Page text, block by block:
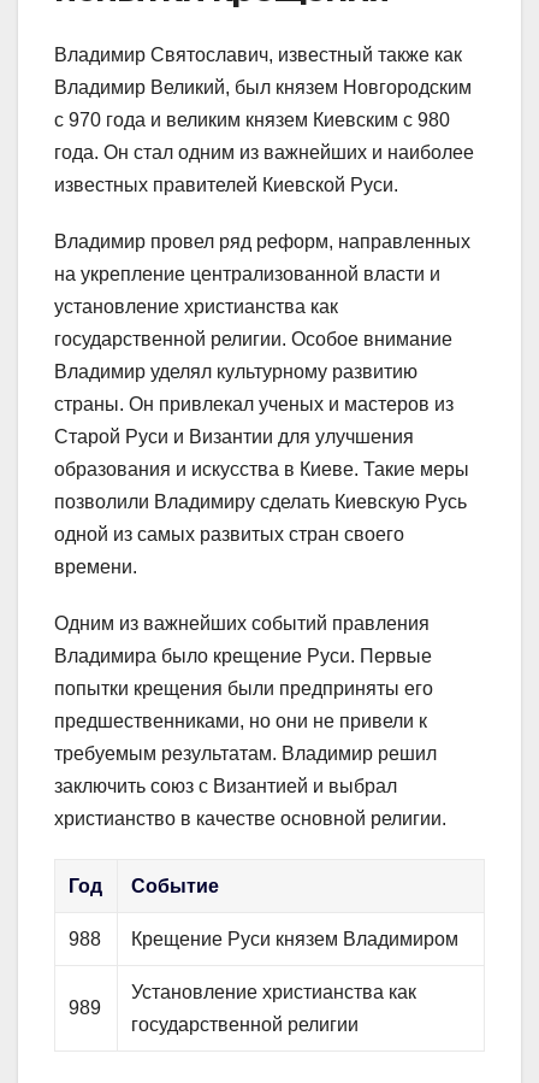
Владимир Святославич, известный также как
Владимир Великий, был князем Новгородским
с 970 года и великим князем Киевским с 980
года. Он стал одним из важнейших и наиболее
известных правителей Киевской Руси.
Владимир провел ряд реформ, направленных
на укрепление централизованной власти и
установление христианства как
государственной религии. Особое внимание
Владимир уделял культурному развитию
страны. Он привлекал ученых и мастеров из
Старой Руси и Византии для улучшения
образования и искусства в Киеве. Такие меры
позволили Владимиру сделать Киевскую Русь
одной из самых развитых стран своего
времени.
Одним из важнейших событий правления
Владимира было крещение Руси. Первые
попытки крещения были предприняты его
предшественниками, но они не привели к
требуемым результатам. Владимир решил
заключить союз с Византией и выбрал
христианство в качестве основной религии.
Год Событие
988 Крещение Руси князем Владимиром
989
Установление христианства как
государственной религии